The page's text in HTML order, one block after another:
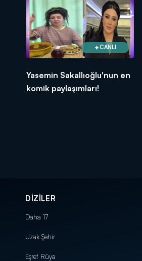
CANLI
Yasemin Sakallıoğlu'nun en
komik paylaşımları!
DİZİLER
Daha 17
Uzak Şehir
Eşref Rüya